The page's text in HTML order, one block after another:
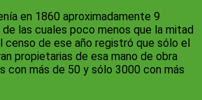
en 1860 aproximadamente 9
las cuales poco menos que la mitad
censo de ese año registró que sólo el
propietarias de esa mano de obra
con más de 50 y sólo 3000 con más